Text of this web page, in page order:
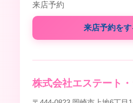
来店予約
来店予約をす
株式会社エステート